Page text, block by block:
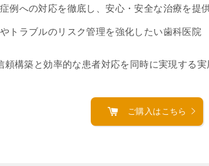
例への対応を徹底し、安心・安全な治療を提
トラブルのリスク管理を強化したい歯科医院
頼構築と効率的な患者対応を同時に実現する実
ご購入はこちら